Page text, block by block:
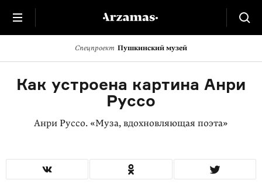
Cпецпроект Пушкинский музей
Как устроена картина Анри
Руссо
Анри Руссо. «Муза, вдохновляющая поэта»